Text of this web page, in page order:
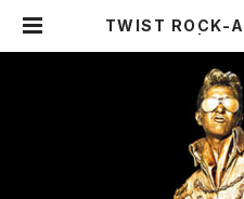
TWIST ROCK-